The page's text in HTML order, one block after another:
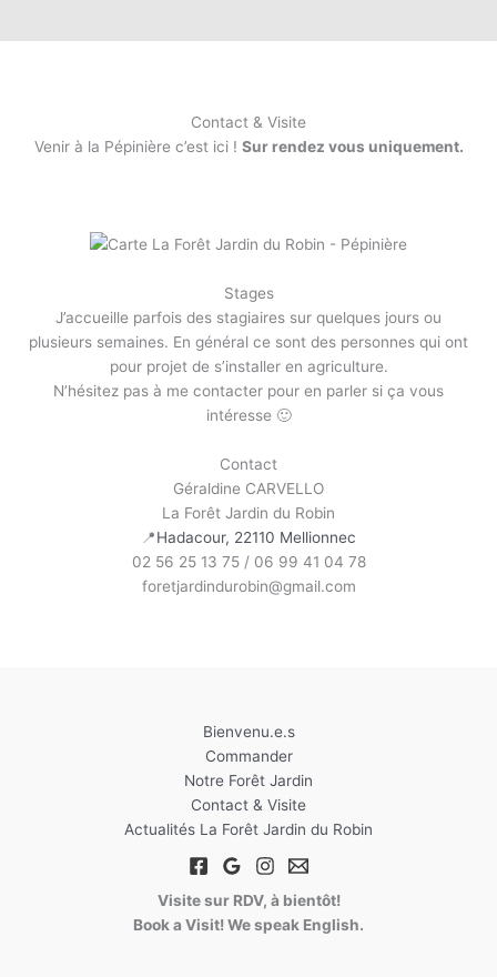
Contact & Visite
Venir à la Pépinière c’est ici ! Sur rendez vous uniquement.
Stages
J’accueille parfois des stagiaires sur quelques jours ou
plusieurs semaines. En général ce sont des personnes qui ont
pour projet de s’installer en agriculture.
N’hésitez pas à me contacter pour en parler si ça vous
intéresse 🙂
Contact
Géraldine CARVELLO
La Forêt Jardin du Robin
📍Hadacour, 22110 Mellionnec
02 56 25 13 75 / 06 99 41 04 78
foretjardindurobin@gmail.com
Bienvenu.e.s
Commander
Notre Forêt Jardin
Contact & Visite
Actualités La Forêt Jardin du Robin
Visite sur RDV, à bientôt!
Book a Visit! We speak English.